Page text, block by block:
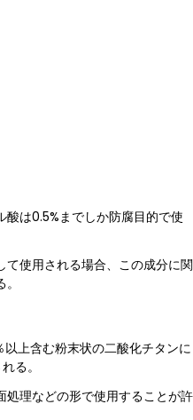
は0.5%までしか防腐目的で使
て使用される場合、この成分に関
上含む粉末状の二酸化チタンに
る。
処理などの形で使用することが許